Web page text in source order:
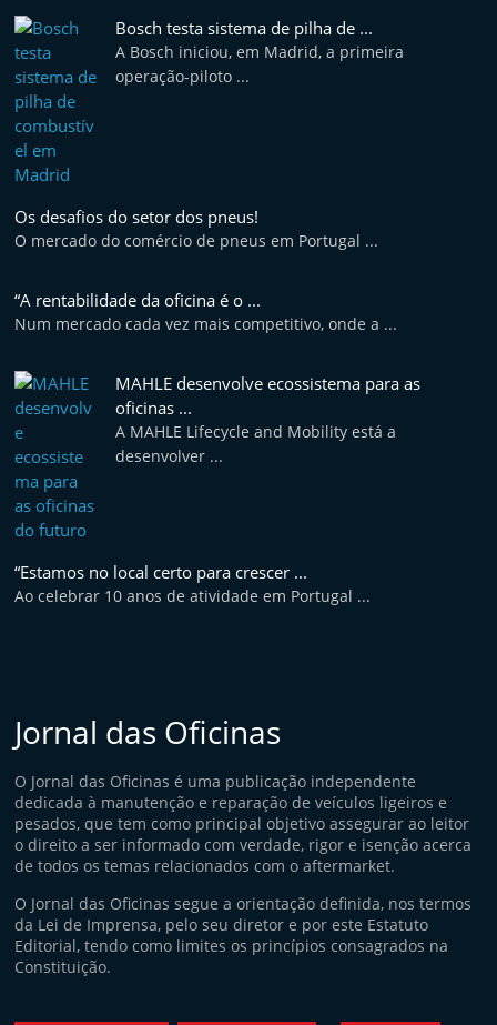
m
ó
v
m
P
r
t
g
a
l
Bosch testa sistema de pilha de ...
A Bosch iniciou, em Madrid, a primeira
operação-piloto ...
Os desafios do setor dos pneus!
O mercado do comércio de pneus em Portugal ...
“A rentabilidade da oficina é o ...
Num mercado cada vez mais competitivo, onde a ...
MAHLE desenvolve ecossistema para as
oficinas ...
A MAHLE Lifecycle and Mobility está a
desenvolver ...
“Estamos no local certo para crescer ...
Ao celebrar 10 anos de atividade em Portugal ...
Jornal das Oficinas
O Jornal das Oficinas é uma publicação independente
dedicada à manutenção e reparação de veículos ligeiros e
pesados, que tem como principal objetivo assegurar ao leitor
o direito a ser informado com verdade, rigor e isenção acerca
de todos os temas relacionados com o aftermarket.
O Jornal das Oficinas segue a orientação definida, nos termos
da Lei de Imprensa, pelo seu diretor e por este Estatuto
Editorial, tendo como limites os princípios consagrados na
Constituição.